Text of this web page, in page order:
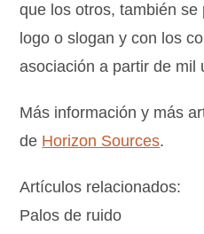
que los otros, también
logo o slogan y con los
asociación a partir de mil
Más información y más
de Horizon Sources.
Artículos relacionados:
Palos de ruido